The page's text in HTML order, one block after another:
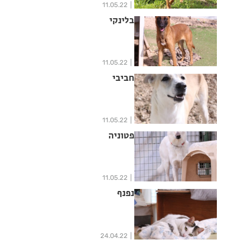
11.05.22
בלינקי
11.05.22
חביבי
11.05.22
פטוניה
11.05.22
נפנף
24.04.22